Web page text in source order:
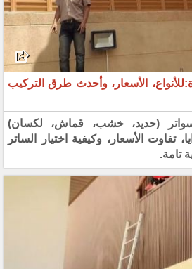
الأسعار، وأحدث طرق التركيب
(حديد، خشب، قماش، لكسان)
تفاوت الأسعار، وكيفية اختيار الساتر
تامة.